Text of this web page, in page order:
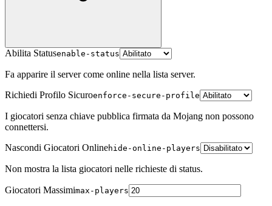
Abilita Statusenable-status
Fa apparire il server come online nella lista server.
Richiedi Profilo Sicuroenforce-secure-profile
I giocatori senza chiave pubblica firmata da Mojang non possono
connettersi.
Nascondi Giocatori Onlinehide-online-players
Non mostra la lista giocatori nelle richieste di status.
Giocatori Massimimax-players